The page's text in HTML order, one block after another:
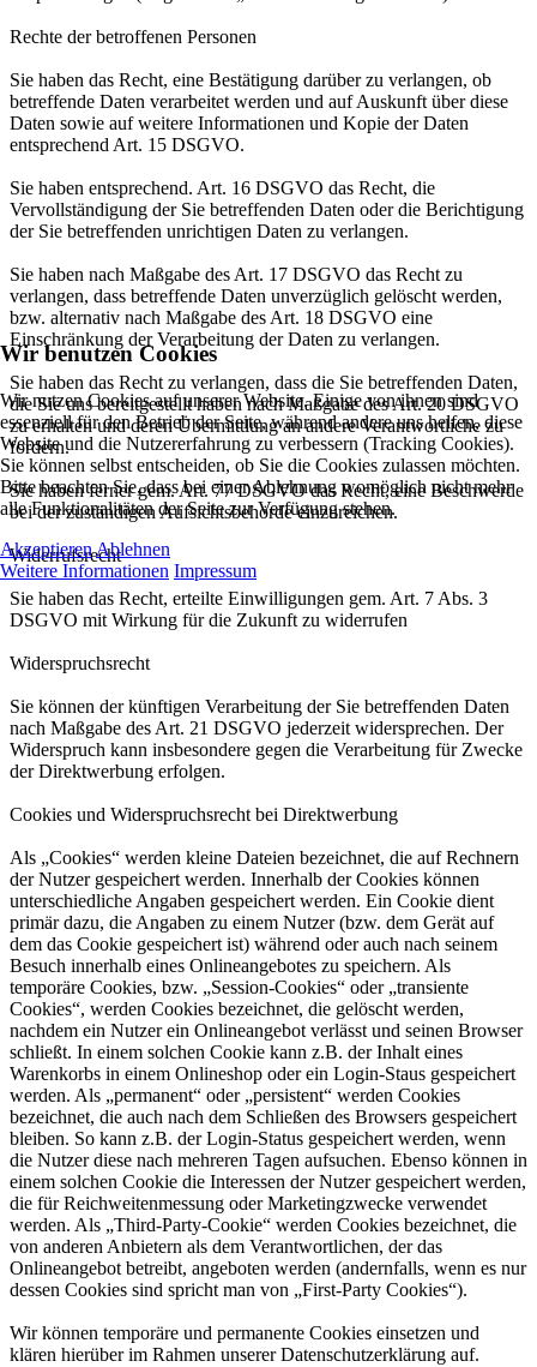
Rechte der betroffenen Personen
Sie haben das Recht, eine Bestätigung darüber zu verlangen, ob
betreffende Daten verarbeitet werden und auf Auskunft über diese
Daten sowie auf weitere Informationen und Kopie der Daten
entsprechend Art. 15 DSGVO.
Sie haben entsprechend. Art. 16 DSGVO das Recht, die
Vervollständigung der Sie betreffenden Daten oder die Berichtigung
der Sie betreffenden unrichtigen Daten zu verlangen.
Sie haben nach Maßgabe des Art. 17 DSGVO das Recht zu
verlangen, dass betreffende Daten unverzüglich gelöscht werden,
bzw. alternativ nach Maßgabe des Art. 18 DSGVO eine
Einschränkung der Verarbeitung der Daten zu verlangen.
Sie haben das Recht zu verlangen, dass die Sie betreffenden Daten,
die Sie uns bereitgestellt haben nach Maßgabe des Art. 20 DSGVO
zu erhalten und deren Übermittlung an andere Verantwortliche zu
fordern.
Sie haben ferner gem. Art. 77 DSGVO das Recht, eine Beschwerde
bei der zuständigen Aufsichtsbehörde einzureichen.
Widerrufsrecht
Sie haben das Recht, erteilte Einwilligungen gem. Art. 7 Abs. 3
DSGVO mit Wirkung für die Zukunft zu widerrufen
Widerspruchsrecht
Sie können der künftigen Verarbeitung der Sie betreffenden Daten
nach Maßgabe des Art. 21 DSGVO jederzeit widersprechen. Der
Widerspruch kann insbesondere gegen die Verarbeitung für Zwecke
der Direktwerbung erfolgen.
Cookies und Widerspruchsrecht bei Direktwerbung
Als „Cookies“ werden kleine Dateien bezeichnet, die auf Rechnern
der Nutzer gespeichert werden. Innerhalb der Cookies können
unterschiedliche Angaben gespeichert werden. Ein Cookie dient
primär dazu, die Angaben zu einem Nutzer (bzw. dem Gerät auf
dem das Cookie gespeichert ist) während oder auch nach seinem
Besuch innerhalb eines Onlineangebotes zu speichern. Als
temporäre Cookies, bzw. „Session-Cookies“ oder „transiente
Cookies“, werden Cookies bezeichnet, die gelöscht werden,
nachdem ein Nutzer ein Onlineangebot verlässt und seinen Browser
schließt. In einem solchen Cookie kann z.B. der Inhalt eines
Warenkorbs in einem Onlineshop oder ein Login-Staus gespeichert
werden. Als „permanent“ oder „persistent“ werden Cookies
bezeichnet, die auch nach dem Schließen des Browsers gespeichert
bleiben. So kann z.B. der Login-Status gespeichert werden, wenn
die Nutzer diese nach mehreren Tagen aufsuchen. Ebenso können in
einem solchen Cookie die Interessen der Nutzer gespeichert werden,
die für Reichweitenmessung oder Marketingzwecke verwendet
werden. Als „Third-Party-Cookie“ werden Cookies bezeichnet, die
von anderen Anbietern als dem Verantwortlichen, der das
Onlineangebot betreibt, angeboten werden (andernfalls, wenn es nur
dessen Cookies sind spricht man von „First-Party Cookies“).
Wir können temporäre und permanente Cookies einsetzen und
klären hierüber im Rahmen unserer Datenschutzerklärung auf.
Wir benutzen Cookies
Wir nutzen Cookies auf unserer Website. Einige von ihnen sind
essenziell für den Betrieb der Seite, während andere uns helfen, diese
Website und die Nutzererfahrung zu verbessern (Tracking Cookies).
Sie können selbst entscheiden, ob Sie die Cookies zulassen möchten.
Bitte beachten Sie, dass bei einer Ablehnung womöglich nicht mehr
alle Funktionalitäten der Seite zur Verfügung stehen.
AkzeptierenAblehnen
Weitere Informationen Impressum